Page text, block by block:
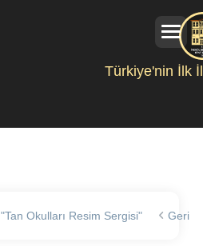
Türkiye'nin İlk
"Tan Okulları Resim Sergisi" Geri